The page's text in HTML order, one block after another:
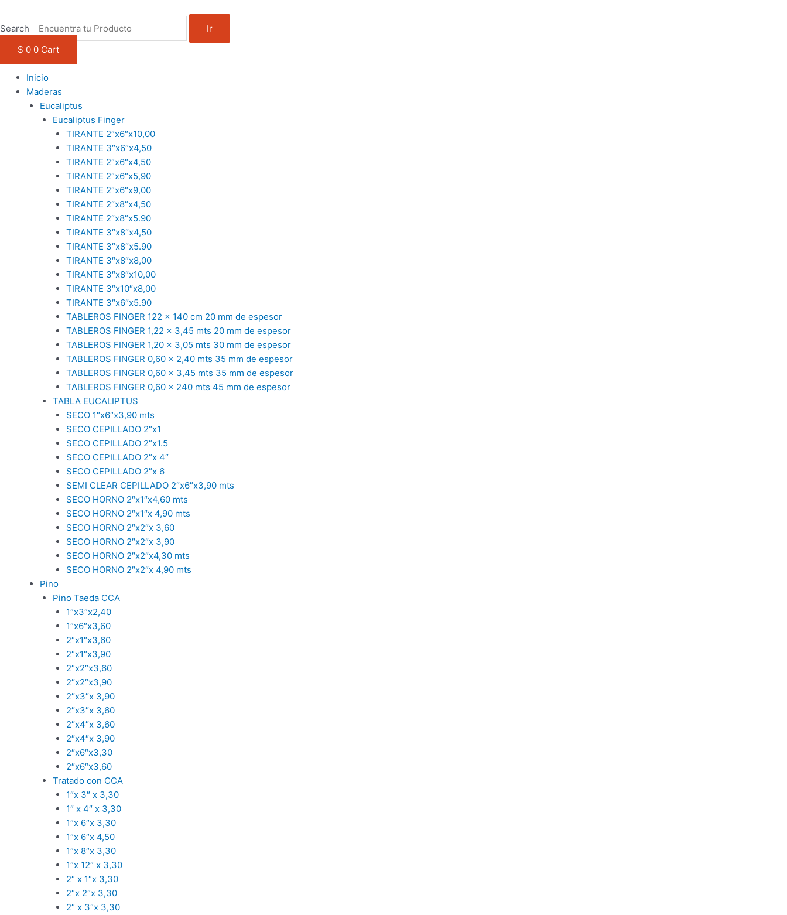
contenido
Search
Ir
$ 0 0 Cart
Inicio
Maderas
Eucaliptus
Eucaliptus Finger
TIRANTE 2″x6″x10,00
TIRANTE 3″x6″x4,50
TIRANTE 2″x6″x4,50
TIRANTE 2″x6″x5,90
TIRANTE 2″x6″x9,00
TIRANTE 2″x8″x4,50
TIRANTE 2″x8″x5.90
TIRANTE 3″x8″x4,50
TIRANTE 3″x8″x5.90
TIRANTE 3″x8″x8,00
TIRANTE 3″x8″x10,00
TIRANTE 3″x10″x8,00
TIRANTE 3″x6″x5.90
TABLEROS FINGER 122 x 140 cm 20 mm de espesor
TABLEROS FINGER 1,22 x 3,45 mts 20 mm de espesor
TABLEROS FINGER 1,20 x 3,05 mts 30 mm de espesor
TABLEROS FINGER 0,60 x 2,40 mts 35 mm de espesor
TABLEROS FINGER 0,60 x 3,45 mts 35 mm de espesor
TABLEROS FINGER 0,60 x 240 mts 45 mm de espesor
TABLA EUCALIPTUS
SECO 1″x6″x3,90 mts
SECO CEPILLADO 2″x1
SECO CEPILLADO 2″x1.5
SECO CEPILLADO 2″x 4″
SECO CEPILLADO 2″x 6
SEMI CLEAR CEPILLADO 2″x6″x3,90 mts
SECO HORNO 2″x1″x4,60 mts
SECO HORNO 2″x1″x 4,90 mts
SECO HORNO 2″x2″x 3,60
SECO HORNO 2″x2″x 3,90
SECO HORNO 2″x2″x4,30 mts
SECO HORNO 2″x2″x 4,90 mts
Pino
Pino Taeda CCA
1″x3″x2,40
1″x6″x3,60
2″x1″x3,60
2″x1″x3,90
2″x2″x3,60
2″x2″x3,90
2″x3″x 3,90
2″x3″x 3,60
2″x4″x 3,60
2″x4″x 3,90
2″x6″x3,30
2″x6″x3,60
Tratado con CCA
1″x 3″ x 3,30
1″ x 4″ x 3,30
1″x 6″x 3,30
1″x 6″x 4,50
1″x 8″x 3,30
1″x 12″ x 3,30
2″ x 1″x 3,30
2″x 2″x 3,30
2″ x 3″x 3,30